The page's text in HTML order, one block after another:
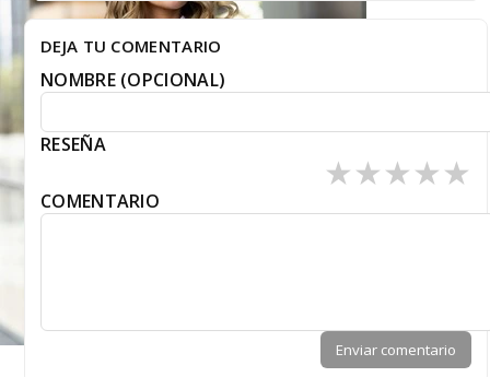
DEJA TU COMENTARIO
NOMBRE (OPCIONAL)
RESEÑA
★
★
★
★
★
COMENTARIO
Enviar comentario